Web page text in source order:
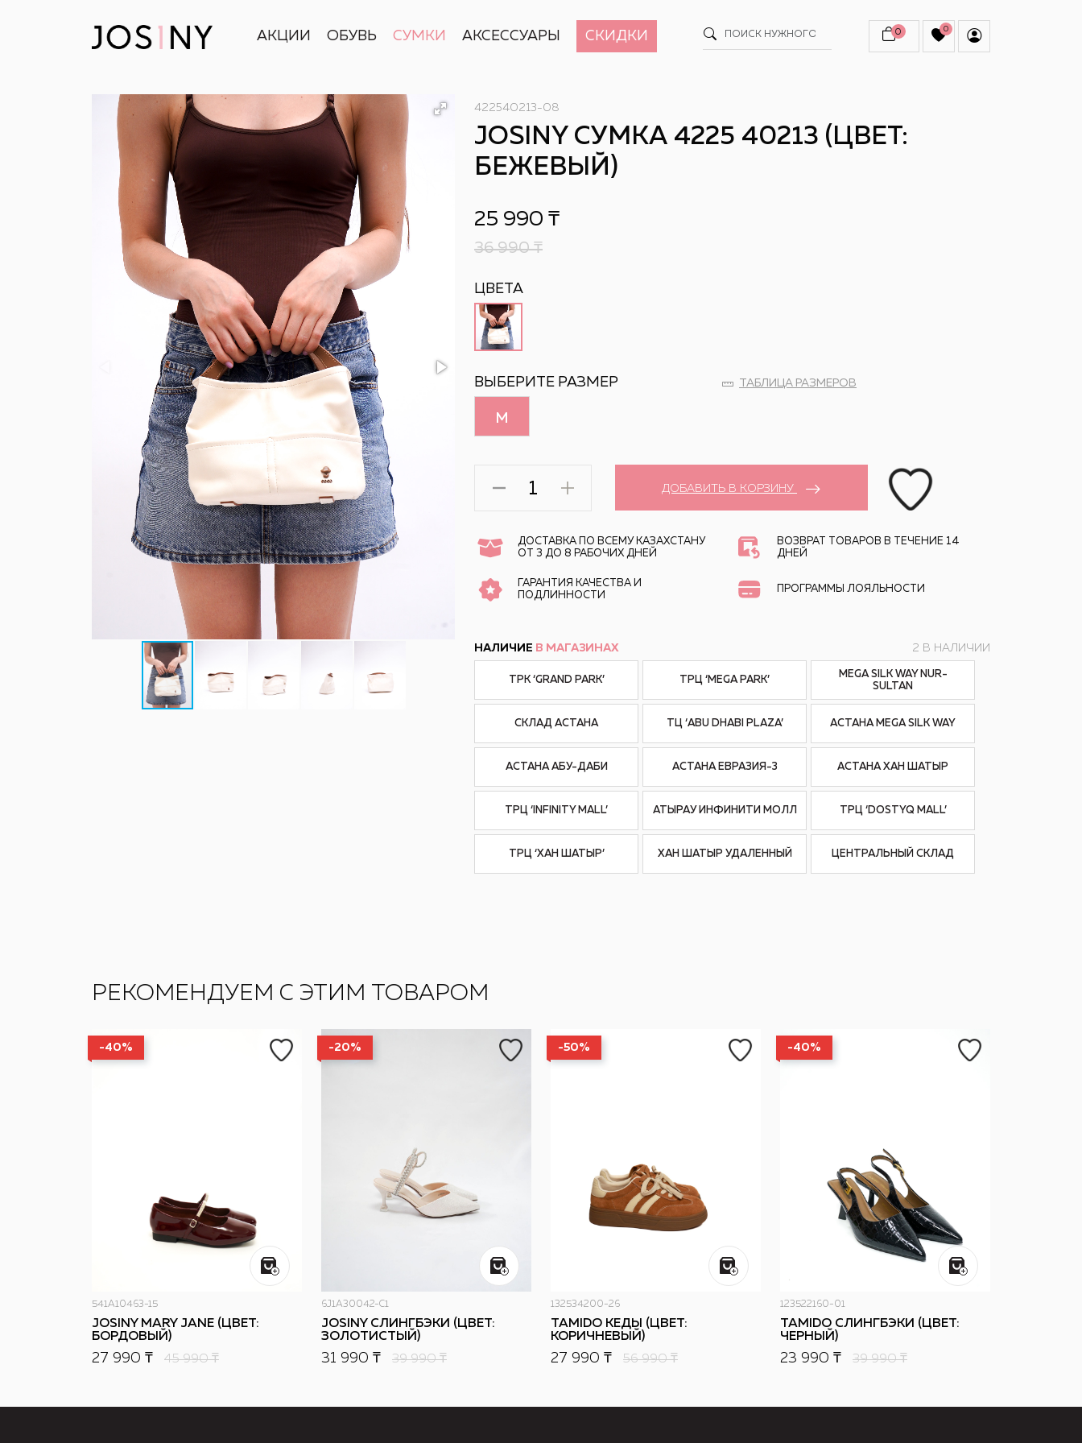
АКЦИИ ОБУВЬ СУМКИ АКСЕССУАРЫ СКИДКИ 0 0
422540213-08
JOSINY СУМКА 4225 40213 (ЦВЕТ:
БЕЖЕВЫЙ)
25 990 ₸
36 990₸
ЦВЕТА
ВЫБЕРИТЕ РАЗМЕР ТАБЛИЦА РАЗМЕРОВ
M
ДОБАВИТЬ В КОРЗИНУ
ДОСТАВКА ПО ВСЕМУ КАЗАХСТАНУ
ОТ 3 ДО 8 РАБОЧИХ ДНЕЙ
ВОЗВРАТ ТОВАРОВ В ТЕЧЕНИЕ 14
ДНЕЙ
ГАРАНТИЯ КАЧЕСТВА И
ПОДЛИННОСТИ
ПРОГРАММЫ ЛОЯЛЬНОСТИ
НАЛИЧИЕ В МАГАЗИНАХ 2 В НАЛИЧИИ
ТРК ‘GRAND PARK’ ТРЦ ‘MEGA PARK’
MEGA SILK WAY NUR-
SULTAN
СКЛАД АСТАНА ТЦ ‘ABU DHABI PLAZA’ АСТАНА MEGA SILK WAY
АСТАНА АБУ-ДАБИ АСТАНА ЕВРАЗИЯ-3 АСТАНА ХАН ШАТЫР
ТРЦ ‘INFINITY MALL’ АТЫРАУ ИНФИНИТИ МОЛЛ ТРЦ ‘DOSTYQ MALL’
ТРЦ ‘ХАН ШАТЫР’ ХАН ШАТЫР УДАЛЕННЫЙ ЦЕНТРАЛЬНЫЙ СКЛАД
РЕКОМЕНДУЕМ С ЭТИМ ТОВАРОМ
-40%
541A10463-15
JOSINY MARY JANE (ЦВЕТ:
БОРДОВЫЙ)
27 990 ₸ 45 990₸
-20%
6J1A30042-C1
JOSINY СЛИНГБЭКИ (ЦВЕТ:
ЗОЛОТИСТЫЙ)
31 990 ₸ 39 990₸
-50%
132534200-26
TAMIDO КЕДЫ (ЦВЕТ:
КОРИЧНЕВЫЙ)
27 990 ₸ 56 990₸
-40%
123522160-01
TAMIDO СЛИНГБЭКИ (ЦВЕТ:
ЧЕРНЫЙ)
23 990 ₸ 39 990₸